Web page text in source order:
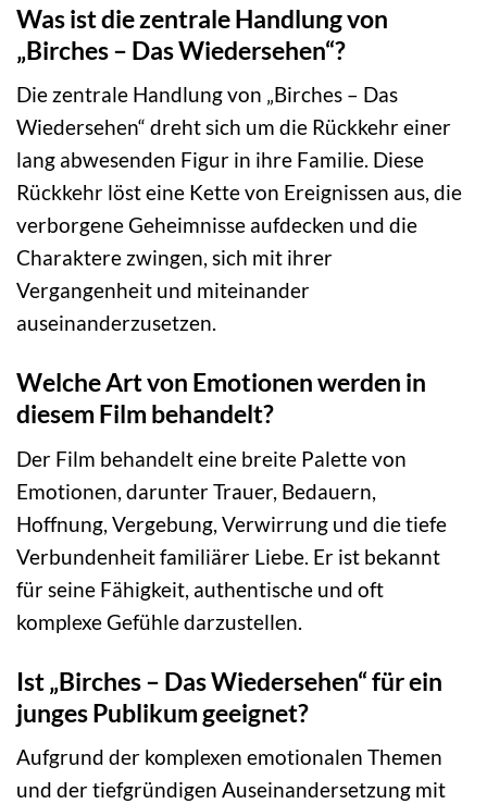
Was ist die zentrale Handlung von
„Birches – Das Wiedersehen“?
Die zentrale Handlung von „Birches – Das
Wiedersehen“ dreht sich um die Rückkehr einer
lang abwesenden Figur in ihre Familie. Diese
Rückkehr löst eine Kette von Ereignissen aus, die
verborgene Geheimnisse aufdecken und die
Charaktere zwingen, sich mit ihrer
Vergangenheit und miteinander
auseinanderzusetzen.
Welche Art von Emotionen werden in
diesem Film behandelt?
Der Film behandelt eine breite Palette von
Emotionen, darunter Trauer, Bedauern,
Hoffnung, Vergebung, Verwirrung und die tiefe
Verbundenheit familiärer Liebe. Er ist bekannt
für seine Fähigkeit, authentische und oft
komplexe Gefühle darzustellen.
Ist „Birches – Das Wiedersehen“ für ein
junges Publikum geeignet?
Aufgrund der komplexen emotionalen Themen
und der tiefgründigen Auseinandersetzung mit